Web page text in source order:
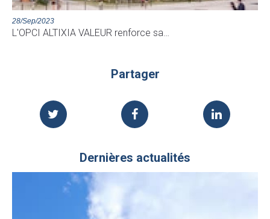
28/Sep/2023
L'OPCI ALTIXIA VALEUR renforce sa…
Partager
Dernières actualités